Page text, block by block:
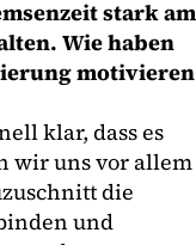
stark am
Wie haben
motivieren
klar, dass es
wir uns vor allem
die
und